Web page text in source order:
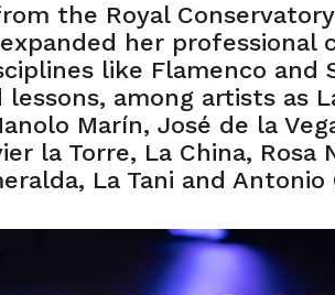
the Royal
her professional
like Flamenco and
lessons, among artists as
Marín, José de la
la Torre, La China, Rosa
La Tani and Antonio